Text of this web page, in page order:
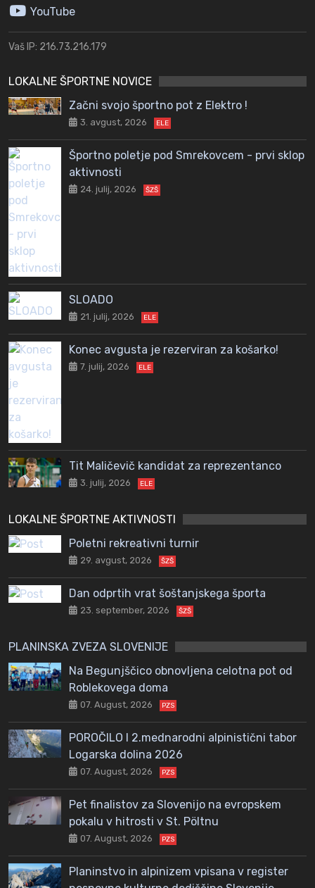
YouTube
Vaš IP: 216.73.216.179
LOKALNE ŠPORTNE NOVICE
Začni svojo športno pot z Elektro !
3. avgust, 2026 ELE
Športno poletje pod Smrekovcem - prvi sklop
aktivnosti
24. julij, 2026 ŠZŠ
SLOADO
21. julij, 2026 ELE
Konec avgusta je rezerviran za košarko!
7. julij, 2026 ELE
Tit Maličevič kandidat za reprezentanco
3. julij, 2026 ELE
LOKALNE ŠPORTNE AKTIVNOSTI
Poletni rekreativni turnir
29. avgust, 2026 ŠZŠ
Dan odprtih vrat šoštanjskega športa
23. september, 2026 ŠZŠ
PLANINSKA ZVEZA SLOVENIJE
Na Begunjščico obnovljena celotna pot od
Roblekovega doma
07. August, 2026 PZS
POROČILO I 2.mednarodni alpinistični tabor
Logarska dolina 2026
07. August, 2026 PZS
Pet finalistov za Slovenijo na evropskem
pokalu v hitrosti v St. Pöltnu
07. August, 2026 PZS
Planinstvo in alpinizem vpisana v register